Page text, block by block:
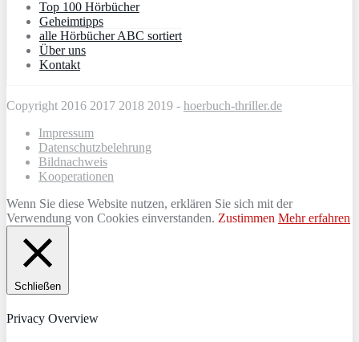
Top 100 Hörbücher
Geheimtipps
alle Hörbücher ABC sortiert
Über uns
Kontakt
Copyright 2016 2017 2018 2019 - hoerbuch-thriller.de
Impressum
Datenschutzbelehrung
Bildnachweis
Kooperationen
Wenn Sie diese Website nutzen, erklären Sie sich mit der
Verwendung von Cookies einverstanden. Zustimmen Mehr erfahren
Schließen
Privacy Overview